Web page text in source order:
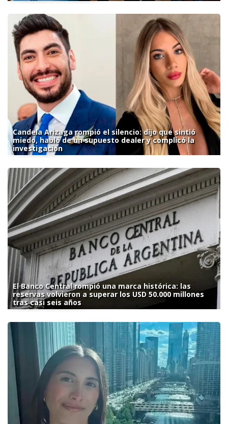
Candela Arizaga rompió el silencio: dijo que sintió
miedo, habló de un supuesto dealer y complicó la
investigación
El Banco Central rompió una marca histórica: las
reservas volvieron a superar los USD 50.000 millones
tras casi seis años